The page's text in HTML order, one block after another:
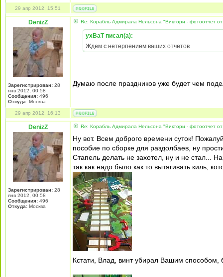
29 апр 2012, 15:51
DenizZ
Зарегистрирован: 28
янв 2012, 00:58
Сообщения: 496
Откуда: Москва
Re: Корабль Адмирала Нельсона "Виктори - фотоотчет от
yxBaT писал(а):
Ждем с нетерпением ваших отчетов
Думаю после праздников уже будет чем
29 апр 2012, 16:13
DenizZ
Зарегистрирован: 28
янв 2012, 00:58
Сообщения: 496
Откуда: Москва
Re: Корабль Адмирала Нельсона "Виктори - фотоотчет от
Ну вот. Всем доброго времени суток!
пособие по сборке для раздолбаев, ну
Стапель делать не захотел, ну и не стал...
так как надо было как то вытягивать киль,
Кстати, Влад, винт убирал Вашим